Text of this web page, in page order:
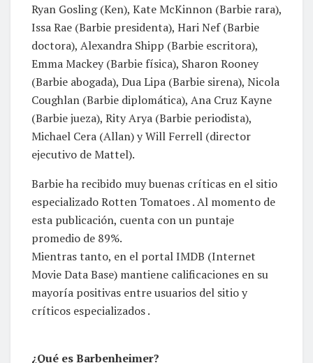
Ryan Gosling (Ken), Kate McKinnon (Barbie rara),
Issa Rae (Barbie presidenta), Hari Nef (Barbie
doctora), Alexandra Shipp (Barbie escritora),
Emma Mackey (Barbie física), Sharon Rooney
(Barbie abogada), Dua Lipa (Barbie sirena), Nicola
Coughlan (Barbie diplomática), Ana Cruz Kayne
(Barbie jueza), Rity Arya (Barbie periodista),
Michael Cera (Allan) y Will Ferrell (director
ejecutivo de Mattel).
Barbie ha recibido muy buenas críticas en el sitio
especializado Rotten Tomatoes . Al momento de
esta publicación, cuenta con un puntaje
promedio de 89%.
Mientras tanto, en el portal IMDB (Internet
Movie Data Base) mantiene calificaciones en su
mayoría positivas entre usuarios del sitio y
críticos especializados .
¿Qué es Barbenheimer?